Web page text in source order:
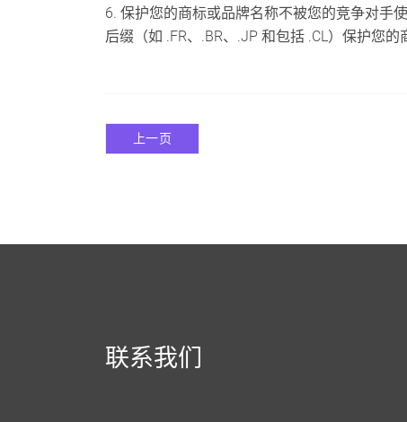
6. 保护您的商标或品牌名称不被您的竞争对手
后缀（如 .FR、.BR、.JP 和包括 .CL）保护您
上一页
联系我们